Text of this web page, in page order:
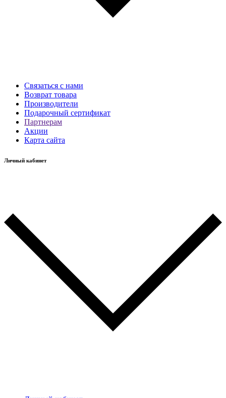
Связаться с нами
Возврат товара
Производители
Подарочный сертификат
Партнерам
Акции
Карта сайта
Личный кабинет